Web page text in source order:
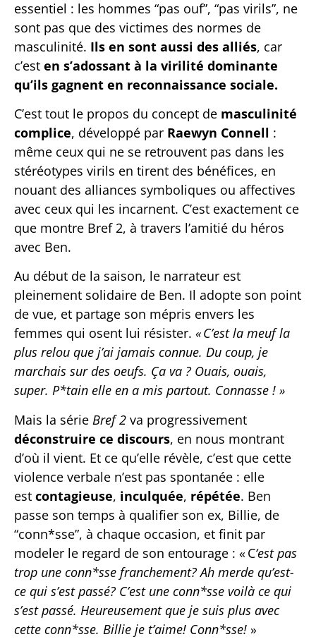
essentiel : les hommes “pas ouf”, “pas virils”, ne
sont pas que des victimes des normes de
masculinité. Ils en sont aussi des alliés, car
c’est en s’adossant à la virilité dominante
qu’ils gagnent en reconnaissance sociale.
C’est tout le propos du concept de masculinité
complice, développé par Raewyn Connell :
même ceux qui ne se retrouvent pas dans les
stéréotypes virils en tirent des bénéfices, en
nouant des alliances symboliques ou affectives
avec ceux qui les incarnent. C’est exactement ce
que montre Bref 2, à travers l’amitié du héros
avec Ben.
Au début de la saison, le narrateur est
pleinement solidaire de Ben. Il adopte son point
de vue, et partage son mépris envers les
femmes qui osent lui résister. «C’est la meuf la
plus relou que j’ai jamais connue. Du coup, je
marchais sur des oeufs. Ça va ? Ouais, ouais,
super. P*tain elle en a mis partout. Connasse ! »
Mais la série Bref 2 va progressivement
déconstruire ce discours, en nous montrant
d’où il vient. Et ce qu’elle révèle, c’est que cette
violence verbale n’est pas spontanée : elle
est contagieuse, inculquée, répétée. Ben
passe son temps à qualifier son ex, Billie, de
“conn*sse”, à chaque occasion, et finit par
modeler le regard de son entourage : « C‘est pas
trop une conn*sse franchement? Ah merde qu’est-
ce qui s’est passé? C’est une conn*sse voilà ce qui
s’est passé. Heureusement que je suis plus avec
cette conn*sse. Billie je t’aime! Conn*sse! »